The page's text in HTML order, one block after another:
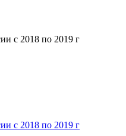
с 2018 по 2019 г